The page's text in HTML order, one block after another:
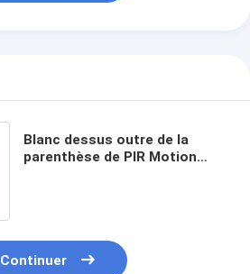
Blanc dessus outre de la
parenthèse de PIR Motion
Continuer